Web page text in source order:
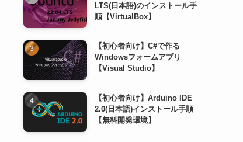
LTS(日本語)のインストール手
順【VirtualBox】
【初心者向け】C#で作る
Windowsフォームアプリ
【Visual Studio】
【初心者向け】Arduino IDE
2.0(日本語)インストール手順
【無料開発環境】